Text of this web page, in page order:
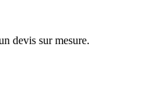
devis sur mesure.